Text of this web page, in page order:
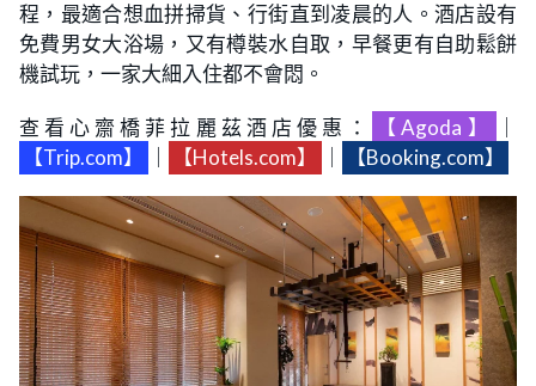
程，最適合想血拼掃貨、行街直到凌晨的人。酒店設有
免費男女大浴場，又有樽裝水自取，早餐更有自助鬆餅
機試玩，一家大細入住都不會悶。
查看心齋橋菲拉麗茲酒店優惠： 【Agoda】
【Trip.com】
【Hotels.com】 【Booking.com】